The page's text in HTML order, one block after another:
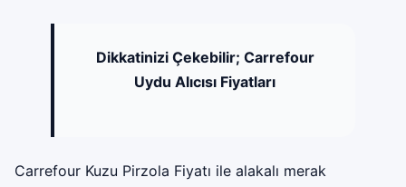
Dikkatinizi Çekebilir; Carrefour
Uydu Alıcısı Fiyatları
Carrefour Kuzu Pirzola Fiyatı ile alakalı merak